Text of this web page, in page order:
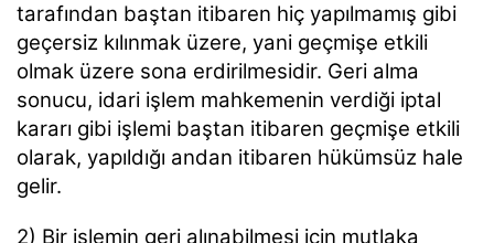
tarafından baştan itibaren hiç yapılmamış gibi
geçersiz kılınmak üzere, yani geçmişe etkili
olmak üzere sona erdirilmesidir. Geri alma
sonucu, idari işlem mahkemenin verdiği iptal
kararı gibi işlemi baştan itibaren geçmişe etkili
olarak, yapıldığı andan itibaren hükümsüz hale
gelir.
2) Bir işlemin geri alınabilmesi için mutlaka